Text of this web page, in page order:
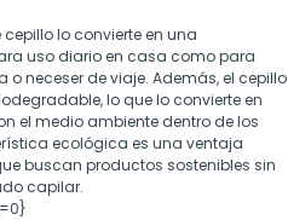
lo convierte en una
uso diario en casa como para
neceser de viaje. Además, el cepillo
lo que lo convierte en
el medio ambiente dentro de los
ecológica es una ventaja
buscan productos sostenibles sin
capilar.